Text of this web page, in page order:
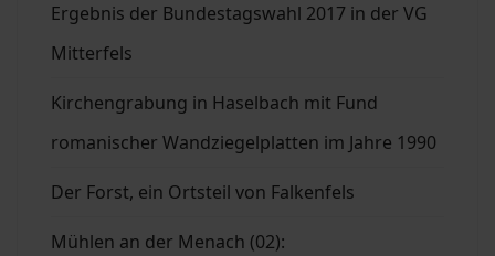
Ergebnis der Bundestagswahl 2017 in der VG
Mitterfels
Kirchengrabung in Haselbach mit Fund
romanischer Wandziegelplatten im Jahre 1990
Der Forst, ein Ortsteil von Falkenfels
Mühlen an der Menach (02):